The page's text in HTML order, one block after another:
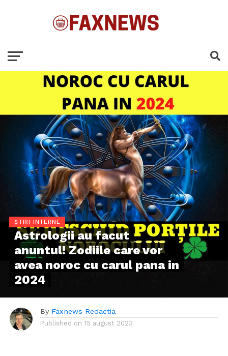
ȘTIRI INTERNE
Astrologii au facut
anuntul! Zodiile care vor
avea noroc cu carul pana in
2024
By Faxnews Redactia
Published on 15 august 2023